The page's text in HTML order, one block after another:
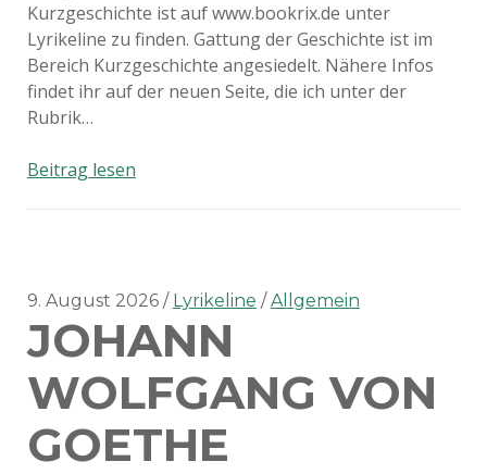
Kurzgeschichte ist auf www.bookrix.de unter
Lyrikeline zu finden. Gattung der Geschichte ist im
Bereich Kurzgeschichte angesiedelt. Nähere Infos
findet ihr auf der neuen Seite, die ich unter der
Rubrik…
Beitrag lesenDer
9. August 2026 Lyrikeline Allgemein
JOHANN
WOLFGANG VON
GOETHE